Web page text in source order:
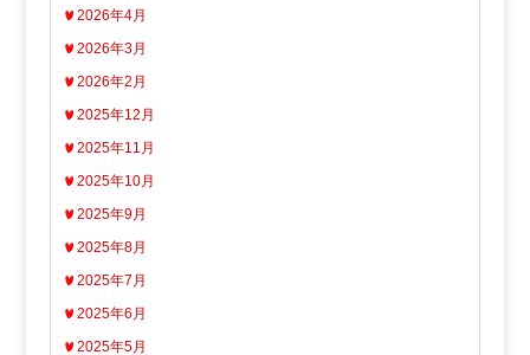
2026年4月
2026年3月
2026年2月
2025年12月
2025年11月
2025年10月
2025年9月
2025年8月
2025年7月
2025年6月
2025年5月